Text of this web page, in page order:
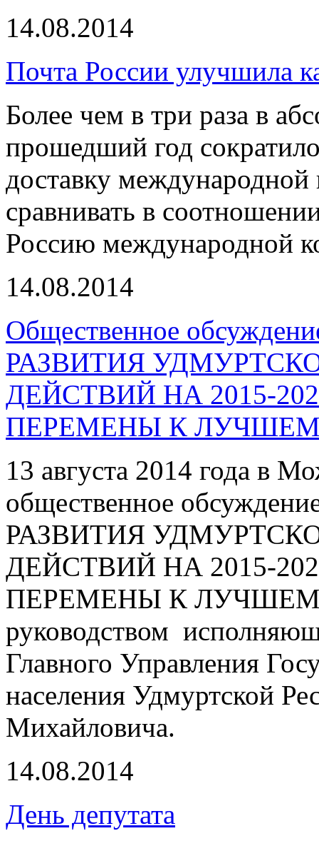
14.08.2014
Почта России улучшила
Более чем в три раза в
прошедший год
доставку
сравнивать в
Россию международной
14.08.2014
Общественное
РАЗВИТИЯ
ДЕЙСТВИЙ НА 2015-
ПЕРЕМЕНЫ К
13 августа 2014 года в
общественное
РАЗВИТИЯ
ДЕЙСТВИЙ НА 2015-
ПЕРЕМЕНЫ К
руководством
Главного Управления
населения Удмуртской
Михайловича.
14.08.2014
День депутата